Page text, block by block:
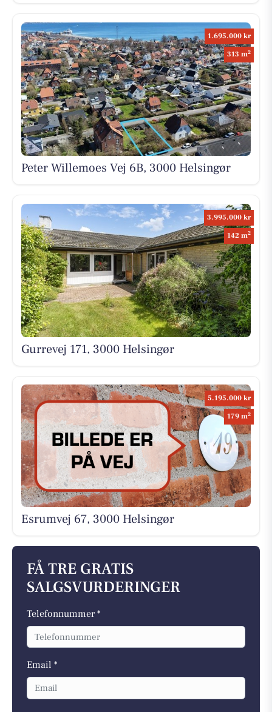
1.695.000 kr
313 m2
Peter Willemoes Vej 6B, 3000 Helsingør
3.995.000 kr
142 m2
Gurrevej 171, 3000 Helsingør
5.195.000 kr
179 m2
Esrumvej 67, 3000 Helsingør
FÅ TRE GRATIS
SALGSVURDERINGER
Telefonnummer *
Email *